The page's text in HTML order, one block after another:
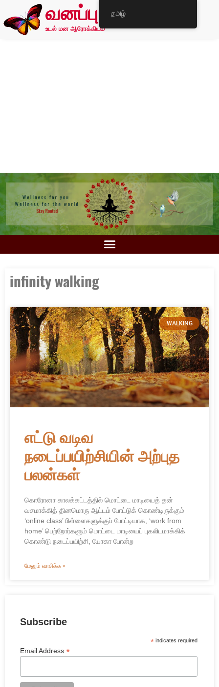
வனப்பு
உடல் மன ஆரோக்கியம்
infinity walking
WALKING
எட்டு வடிவ
நடைப்பயிற்சியின் அற்புத
பலன்கள்
கொரோனா காலக்கட்டத்தில் மொட்டை மாடியைத் தன்
வசமாக்கித் தினமொரு ஆட்டம் போட்டுக் கொண்டிருக்கும்
‘online class’ பிள்ளைகளுக்குப் போட்டியாக, ‘work from
home’ பெற்றோர்களும் மொட்டை மாடியைப் புகலிடமாக்கிக்
கொண்டு நடைப்பயிற்சி, யோகா போன்ற
மேலும் வாசிக்க »
Subscribe
*indicates required
Email Address *
தமிழ்